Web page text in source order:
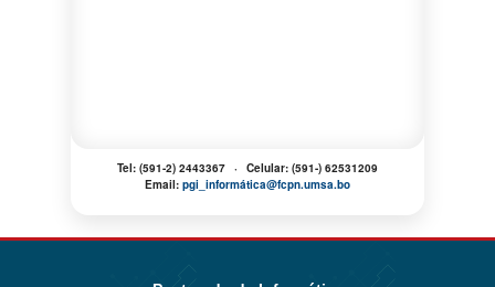
Tel: (591-2) 2443367 · Celular: (591-) 62531209
Email: pgi_informática@fcpn.umsa.bo